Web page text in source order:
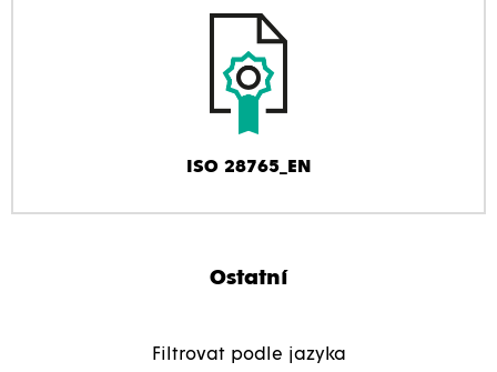
ISO 28765_EN
Ostatní
Filtrovat podle jazyka